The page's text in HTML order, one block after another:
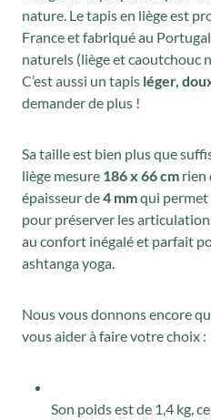
nature. Le tapis en liège est
France et fabriqué au
naturels (liège et caoutchouc
C’est aussi un tapis léger,
demander de plus !
Sa taille est bien plus que
liège mesure 186 x 66 cm rien
épaisseur de4 mmqui permet
pour préserver les
au confort inégalé et parfait
ashtanga yoga.
Nous vous donnons encore
vous aider à faire votre choix :
Son poids est de 1,4 kg,